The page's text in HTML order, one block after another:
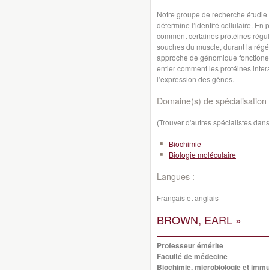
Notre groupe de recherche
détermine l’identité cellulaire. En
comment certaines protéines
souches du muscle, durant la
approche de génomique
entier comment les protéines
l’expression des gènes.
Domaine(s) de spécialisation
(Trouver d'autres spécialistes
Biochimie
Biologie moléculaire
Langues :
Français et anglais
BROWN, EARL »
Professeur émérite
Faculté de médecine
Biochimie, microbiologie et